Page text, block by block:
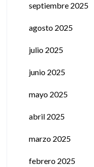
septiembre 2025
agosto 2025
julio 2025
junio 2025
mayo 2025
abril 2025
marzo 2025
febrero 2025